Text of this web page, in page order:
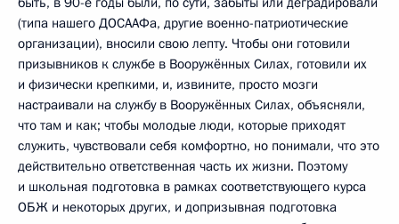
(типа нашего ДОСААФа, другие военно-патриотические
организации), вносили свою лепту. Чтобы они готовили
призывников к службе в Вооружённых Силах, готовили их
и физически крепкими, и, извините, просто мозги
настраивали на службу в Вооружённых Силах, объясняли,
что там и как; чтобы молодые люди, которые приходят
служить, чувствовали себя комфортно, но понимали, что это
действительно ответственная часть их жизни. Поэтому
и школьная подготовка в рамках соответствующего курса
ОБЖ и некоторых других, и допризывная подготовка